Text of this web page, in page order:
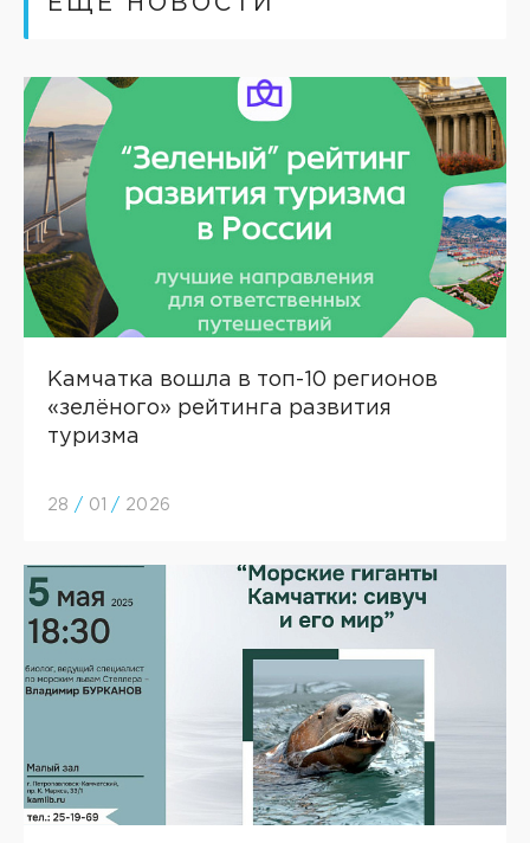
Камчатка вошла в топ-10 регионов
«зелёного» рейтинга развития
туризма
28 / 01 / 2026